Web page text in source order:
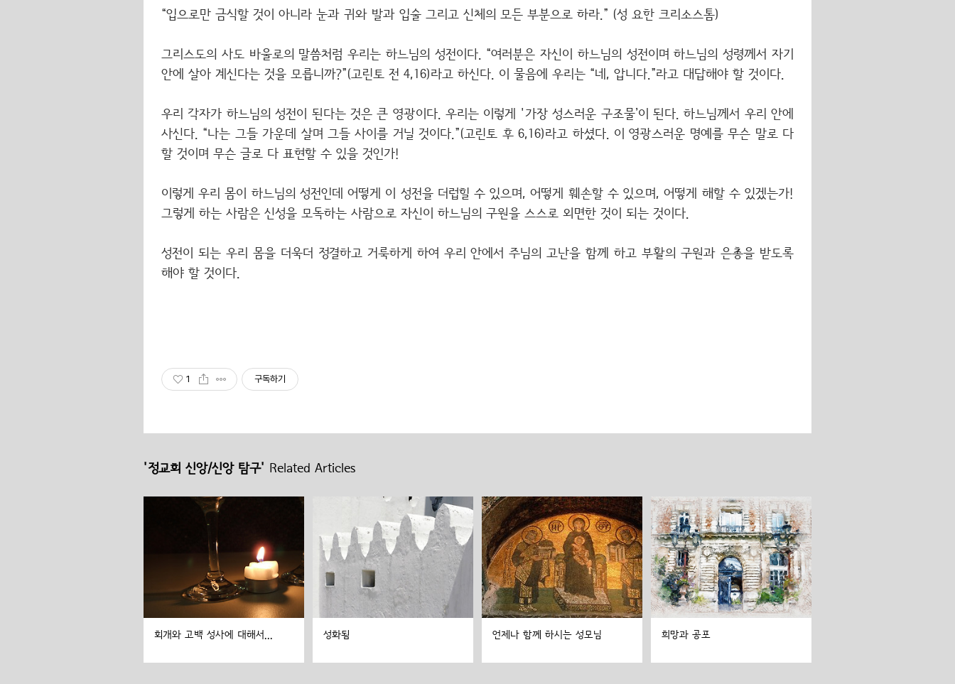
“입으로만 금식할 것이 아니라 눈과 귀와 발과 입술 그리고 신체의 모든 부분으로 하라.” (성 요한 크리소스톰)
그리스도의 사도 바울로의 말씀처럼 우리는 하느님의 성전이다. “여러분은 자신이 하느님의 성전이며 하느님의 성령께서 자기
안에 살아 계신다는 것을 모릅니까?”(고린토 전 4,16)라고 하신다. 이 물음에 우리는 “네, 압니다.”라고 대답해야 할 것이다.
우리 각자가 하느님의 성전이 된다는 것은 큰 영광이다. 우리는 이렇게 '가장 성스러운 구조물’이 된다. 하느님께서 우리 안에
사신다. “나는 그들 가운데 살며 그들 사이를 거닐 것이다.”(고린토 후 6,16)라고 하셨다. 이 영광스러운 명예를 무슨 말로 다
할 것이며 무슨 글로 다 표현할 수 있을 것인가!
이렇게 우리 몸이 하느님의 성전인데 어떻게 이 성전을 더럽힐 수 있으며, 어떻게 훼손할 수 있으며, 어떻게 해할 수 있겠는가!
그렇게 하는 사람은 신성을 모독하는 사람으로 자신이 하느님의 구원을 스스로 외면한 것이 되는 것이다.
성전이 되는 우리 몸을 더욱더 정결하고 거룩하게 하여 우리 안에서 주님의 고난을 함께 하고 부활의 구원과 은총을 받도록
해야 할 것이다.
1 구독하기
'정교회 신앙/신앙 탐구' Related Articles
회개와 고백 성사에 대해서... 성화됨 언제나 함께 하시는 성모님 희망과 공포